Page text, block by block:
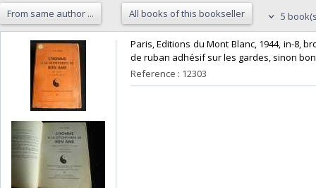
From same author ... All books of this bookseller 5
‎Paris, Editions du Mont Blanc, 1944, in-8,
de ruban adhésif sur les gardes, sinon
Reference : 12303